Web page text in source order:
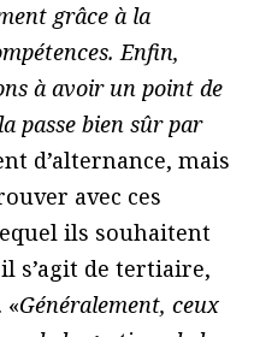
grâce à la
Enfin,
à avoir un point de
passe bien sûr par
d’alternance, mais
avec ces
ils souhaitent
s’agit de tertiaire,
«Généralement, ceux